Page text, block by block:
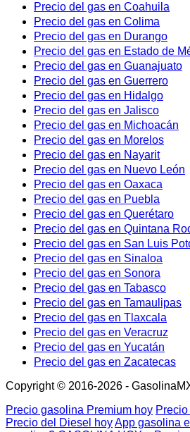
Precio del gas en Coahuila
Precio del gas en Colima
Precio del gas en Durango
Precio del gas en Estado de
Precio del gas en Guanajuato
Precio del gas en Guerrero
Precio del gas en Hidalgo
Precio del gas en Jalisco
Precio del gas en Michoacán
Precio del gas en Morelos
Precio del gas en Nayarit
Precio del gas en Nuevo León
Precio del gas en Oaxaca
Precio del gas en Puebla
Precio del gas en Querétaro
Precio del gas en Quintana
Precio del gas en San Luis
Precio del gas en Sinaloa
Precio del gas en Sonora
Precio del gas en Tabasco
Precio del gas en Tamaulipas
Precio del gas en Tlaxcala
Precio del gas en Veracruz
Precio del gas en Yucatán
Precio del gas en Zacatecas
Copyright © 2016-2026 -
Precio gasolina Premium hoy
Precio del Diesel hoyApp gasolina